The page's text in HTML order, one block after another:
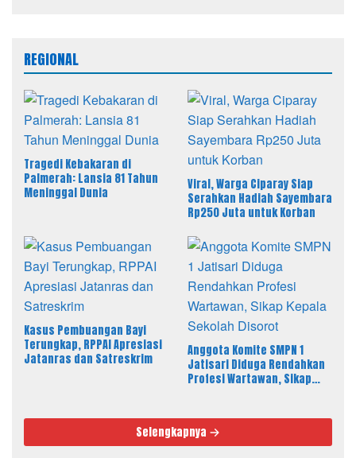
REGIONAL
Tragedi Kebakaran di
Palmerah: Lansia 81 Tahun
Meninggal Dunia
Viral, Warga Ciparay Siap
Serahkan Hadiah Sayembara
Rp250 Juta untuk Korban
Kasus Pembuangan Bayi
Terungkap, RPPAI Apresiasi
Jatanras dan Satreskrim
Anggota Komite SMPN 1
Jatisari Diduga Rendahkan
Profesi Wartawan, Sikap
Selengkapnya